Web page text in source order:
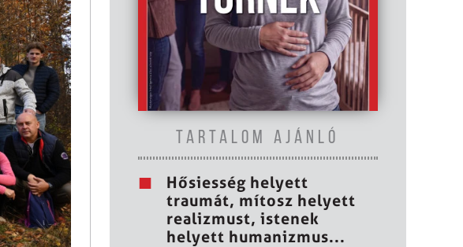
TARTALOM AJÁNLÓ
Hősiesség helyett
traumát, mítosz helyett
realizmust, istenek
helyett humanizmus...